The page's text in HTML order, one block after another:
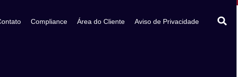
Compliance Área do Cliente Aviso de Privacidade